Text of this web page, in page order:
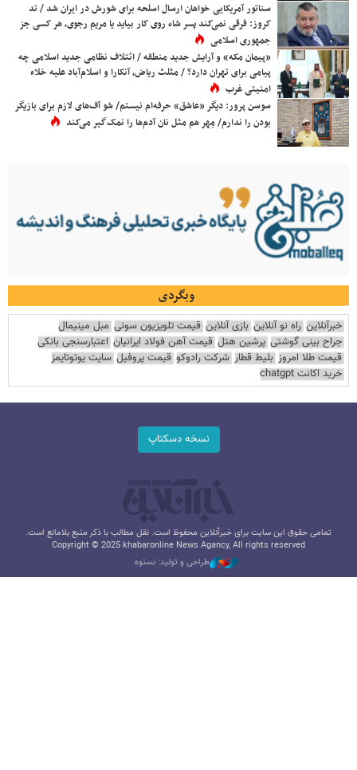
سناتور آمریکایی خواهان ارسال اسلحه برای شورش در ایران شد / تد
کروز: فرقی نمی‌کند پسر شاه روی کار بیاید یا مریم رجوی، هر کسی جز
جمهوری اسلامی
«پیمان مکه» و آرایش جدید منطقه / ائتلاف نظامی جدید اسلامی چه
پیامی برای تهران دارد؟ / مثلث ریاض، آنکارا و اسلام‌آباد علیه خلاء
امنیتی غرب
سوسن پرور: دیگر «عاشق» حرفه‌ام نیستم/ شو آف‌های لازم برای بازیگر
بودن را ندارم/ مِهر هم مثل نان آدم‌ها را نمک‌گیر می‌کند
وبگردی
خبرآنلاین راه نو آنلاین بازی آنلاین قیمت تلویزیون سونی مبل مینیمال
جراح بینی گوشتی پرشین هتل قیمت آهن فولاد ایرانیان اعتبارسنجی بانکی
قیمت طلا امروز بلیط قطار شرکت رادوکو قیمت پروفیل سایت یوتوتایمز
خرید اکانت chatgpt
نسخه دسکتاپ
تمامی حقوق این سایت برای خبرآنلاین محفوظ است. نقل مطالب با ذکر منبع بلامانع است.
Copyright © 2025 khabaronline News Agancy, All rights reserved
طراحی و تولید: نستوه